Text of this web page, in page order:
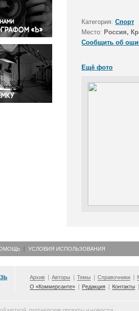
и конфликты
бизнес
Категория: Спорт
Место: Россия,
Сообщить об
Ещё фото
УСЛОВИЯ ИСПОЛЬЗОВАНИЯ
Архив Авторы Темы Справочники
О «Коммерсанте»
Редакция Контакты